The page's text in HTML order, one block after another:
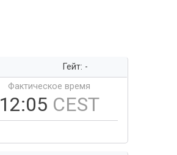
Гейт: -
Фактическое время
12:05 CEST